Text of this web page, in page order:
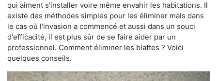
qui aiment s'installer voire même envahir les habitations. Il
existe des méthodes simples pour les éliminer mais dans
le cas où l'invasion a commencé et aussi dans un souci
d'efficacité, il est plus sûr de se faire aider par un
professionnel. Comment éliminer les blattes ? Voici
quelques conseils.